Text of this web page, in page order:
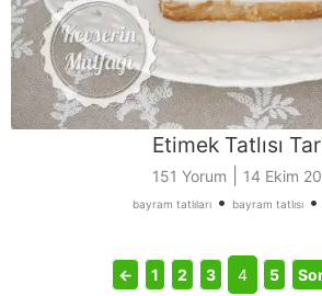
Etimek Tatlısı
151 Yorum 14 Ekim
bayram tatlıları• bayram tatlısı•
← 1 2 3 4 5